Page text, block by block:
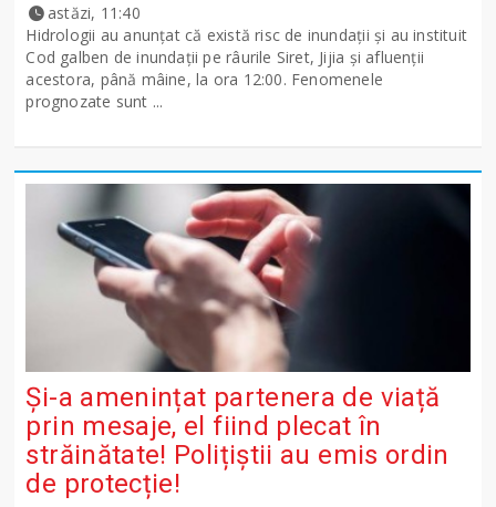
astăzi, 11:40
Hidrologii au anunțat că există risc de inundații și au instituit
Cod galben de inundații pe râurile Siret, Jijia și afluenții
acestora, până mâine, la ora 12:00. Fenomenele
prognozate sunt ...
Și-a amenințat partenera de viață
prin mesaje, el fiind plecat în
străinătate! Polițiștii au emis ordin
de protecție!